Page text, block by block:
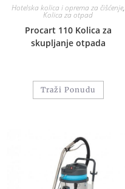
Hotelska kolica i oprema za čišćenje,
Kolica za otpad
Procart 110 Kolica za
skupljanje otpada
Traži Ponudu